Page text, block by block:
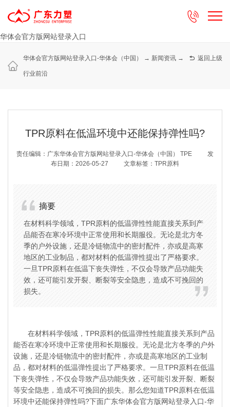
华体会官方版网站登录入口

 返回上级
华体会官方版网站登录入口-华体会（中国） → 新闻资讯 →
行业前沿
TPR原料在低温环境中还能保持弹性吗?
责任编辑：广东华体会官方版网站登录入口-华体会（中国） TPE
发
布日期：2026-05-27
文章标签：TPR原料
摘要
在材料科学领域，TPR原料的低温弹性性能直接关系到产
品能否在寒冷环境中正常使用和长期服役。无论是北方冬
季的户外设施，还是冷链物流中的密封配件，亦或是高寒
地区的工业制品，都对材料的低温弹性提出了严格要求。
一旦TPR原料在低温下丧失弹性，不仅会导致产品功能失
效，还可能引发开裂、断裂等安全隐患，造成不可挽回的
损失。
在材料科学领域，TPR原料的低温弹性性能直接关系到产品
能否在寒冷环境中正常使用和长期服役。无论是北方冬季的户外
设施，还是冷链物流中的密封配件，亦或是高寒地区的工业制
品，都对材料的低温弹性提出了严格要求。一旦TPR原料在低温
下丧失弹性，不仅会导致产品功能失效，还可能引发开裂、断裂
等安全隐患，造成不可挽回的损失。那么您知道TPR原料在低温
环境中还能保持弹性吗?下面广东华体会官方版网站登录入口-华